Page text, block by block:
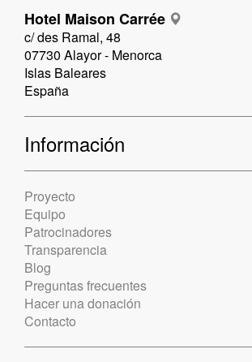
Hotel Maison Carrée
c/ des Ramal, 48
07730 Alayor - Menorca
Islas Baleares
España
Información
Proyecto
Equipo
Patrocinadores
Transparencia
Blog
Preguntas frecuentes
Hacer una donación
Contacto